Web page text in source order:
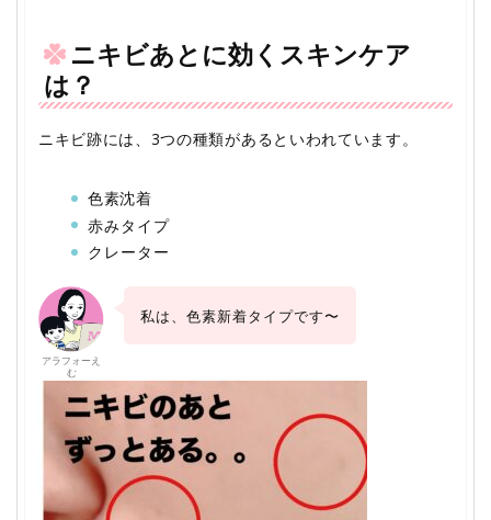
ニキビあとに効くスキンケア
は？
ニキビ跡には、3つの種類があるといわれています。
色素沈着
赤みタイプ
クレーター
アラフォーえ
む
私は、色素新着タイプです〜